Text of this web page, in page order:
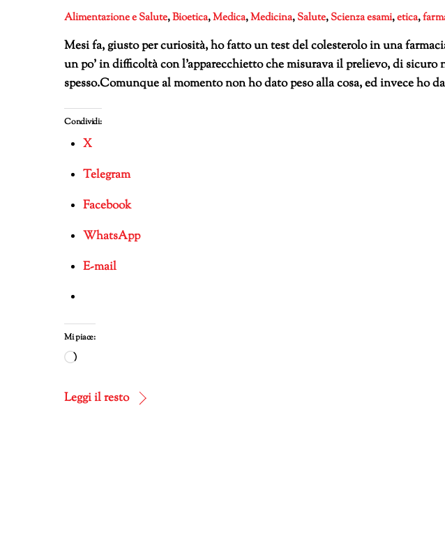
Alimentazione e Salute,Bioetica,Medica,Medicina,Salute,Scienzaesami,etica,
Mesi fa, giusto per curiosità, ho fatto un test del colesterolo in una
un po’ in difficoltà con l’apparecchietto che misurava il prelievo, di sicuro
spesso.Comunque al momento non ho dato peso alla cosa, ed invece ho
Condividi:
X
Telegram
Facebook
WhatsApp
E-mail
Mi piace:
Caricamento
corso…
Leggi il resto